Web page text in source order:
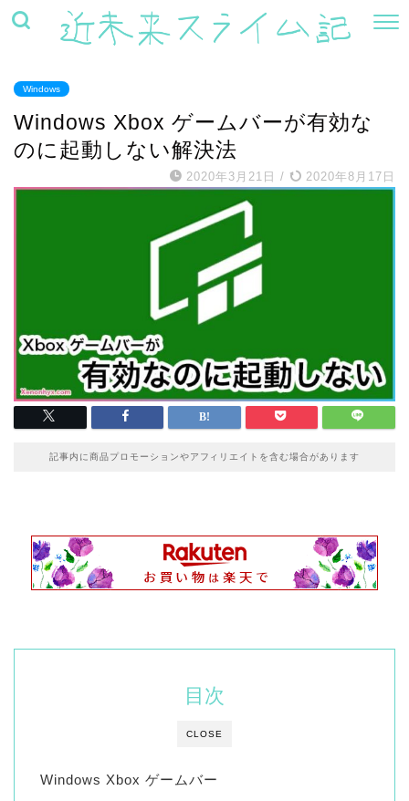
Windows
Windows Xbox ゲームバーが有効な
のに起動しない解決法
2020年3月21日 / 2020年8月17日
記事内に商品プロモーションやアフィリエイトを含む場合があります
CLOSE
目次
Windows Xbox ゲームバー